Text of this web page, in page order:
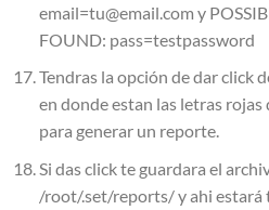
email=tu@email.com y
FOUND: pass=testpassword
Tendras la opción de dar click
en donde estan las letras rojas
para generar un reporte.
Si das click te guardara el
/root/.set/reports/ y ahi estará